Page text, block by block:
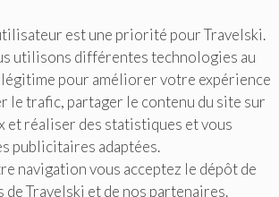
est une priorité pour Travelski.
utilisons différentes technologies au
pour améliorer votre expérience
le trafic, partager le contenu du site sur
et réaliser des statistiques et vous
publicitaires adaptées.
navigation vous acceptez le dépôt de
Travelski et de nos partenaires.